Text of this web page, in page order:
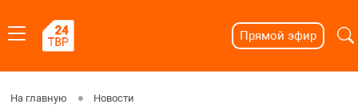
Прямой эфир
На главную Новости